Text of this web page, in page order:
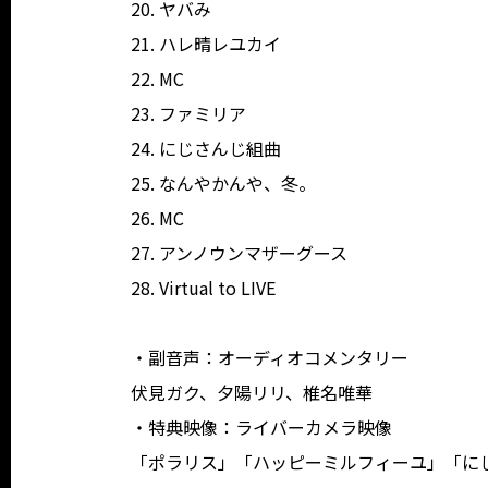
20. ヤバみ
21. ハレ晴レユカイ
22. MC
23. ファミリア
24. にじさんじ組曲
25. なんやかんや、冬。
26. MC
27. アンノウンマザーグース
28. Virtual to LIVE
・副音声：オーディオコメンタリー
伏見ガク、夕陽リリ、椎名唯華
・特典映像：ライバーカメラ映像
「ポラリス」「ハッピーミルフィーユ」「に